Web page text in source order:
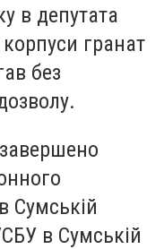
в депутата
гранат
без
Сумській
в Сумській